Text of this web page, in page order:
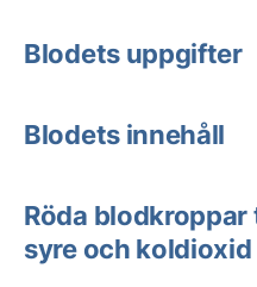
Blodets uppgifter
Blodets innehåll
Röda
syre och koldioxid